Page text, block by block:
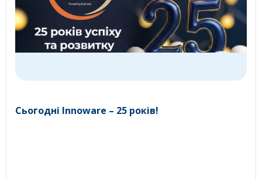
Сьогодні Innoware – 25 років!